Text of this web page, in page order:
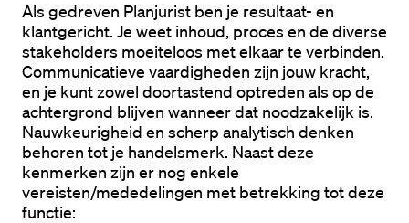
Als gedreven Planjurist ben je resultaat- en
klantgericht. Je weet inhoud, proces en de diverse
stakeholders moeiteloos met elkaar te verbinden.
Communicatieve vaardigheden zijn jouw kracht,
en je kunt zowel doortastend optreden als op de
achtergrond blijven wanneer dat noodzakelijk is.
Nauwkeurigheid en scherp analytisch denken
behoren tot je handelsmerk. Naast deze
kenmerken zijn er nog enkele
vereisten/mededelingen met betrekking tot deze
functie: